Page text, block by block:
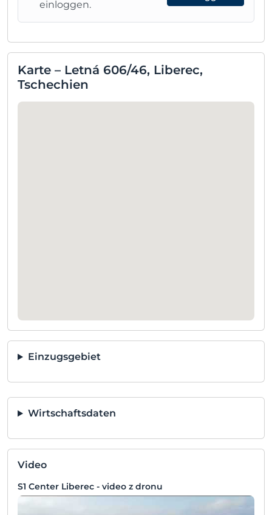
einloggen.
Karte – Letná 606/46, Liberec,
Tschechien
Einzugsgebiet
Wirtschaftsdaten
Video
S1 Center Liberec - video z dronu